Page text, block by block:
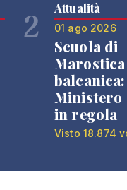
2 Attualità
01 ago 2026
Scuola di
Ministero
in regola
Visto 18.874